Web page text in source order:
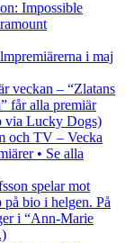
i maj
veckan – “Zlatans
får alla premiär
via Lucky Dogs)
och TV – Vecka
• Se alla
spelar mot
bio i helgen. På
i “Ann-Marie